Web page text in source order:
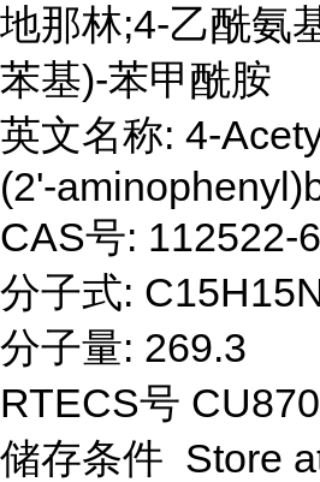
地那林;4-乙酰氨
苯基)-苯甲酰胺
英文名称: 4-
(2'-
CAS号: 112522-
分子式:
分子量: 269.3
RTECS号
储存条件 Store